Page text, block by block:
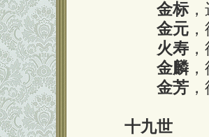
金标，
金元
火寿
金麟
金芳
十九世